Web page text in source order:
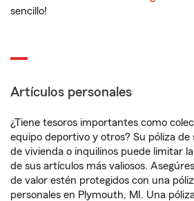
sencillo!
Artículos personales
¿Tiene tesoros importantes como
equipo deportivo y otros? Su póliza de
de vivienda o inquilinos puede limitar
de sus artículos más valiosos.
de valor estén protegidos con una
personales en Plymouth, MI. Una